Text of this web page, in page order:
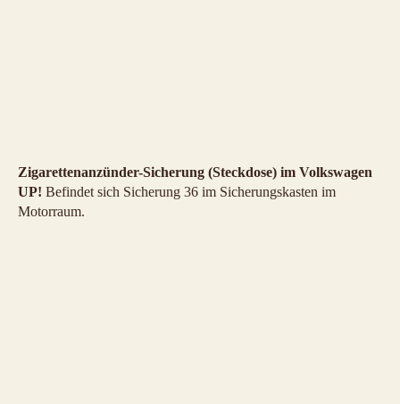
Zigarettenanzünder-Sicherung (Steckdose) im Volkswagen
UP! Befindet sich Sicherung 36 im Sicherungskasten im
Motorraum.